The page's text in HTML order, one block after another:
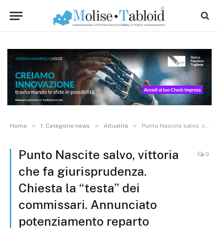
Home » 1. Categorie news » Attualità » Punto Nascite salvo, vittoria che fa giurisprudenza. Chiesta la “testa” dei commissari. Annunciato potenziamento reparto
Punto Nascite salvo, vittoria
che fa giurisprudenza.
Chiesta la “testa” dei
commissari. Annunciato
potenziamento reparto
0